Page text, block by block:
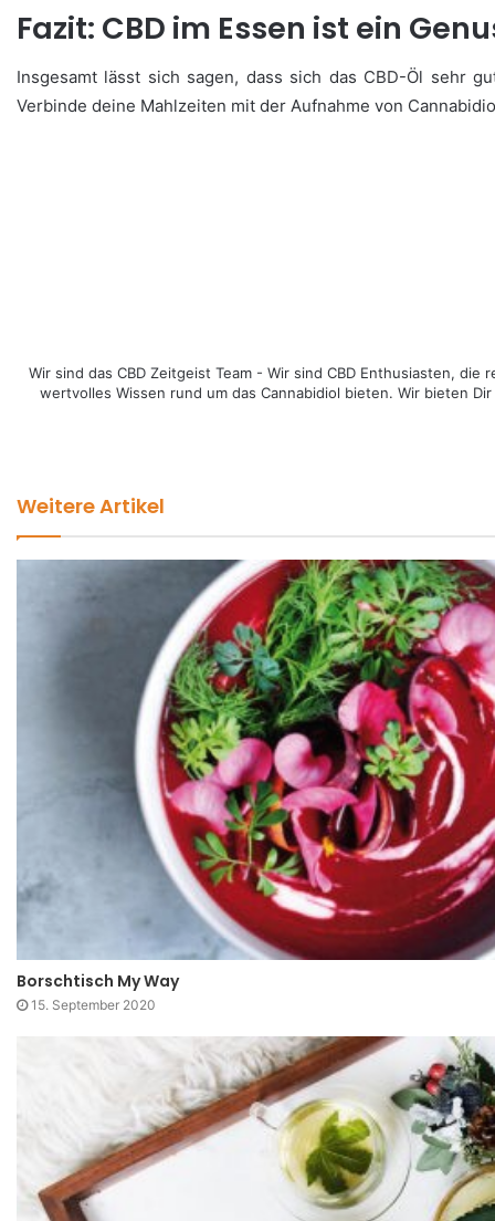
Fazit: CBD im Essen ist ein
Insgesamt lässt sich sagen, dass sich das CBD-Öl sehr
Verbinde deine Mahlzeiten mit der Aufnahme von
Wir sind das CBD Zeitgeist Team - Wir sind CBD Enthusiasten,
wertvolles Wissen rund um das Cannabidiol bieten. Wir bieten
Weitere Artikel
Borschtisch My Way
15. September 2020